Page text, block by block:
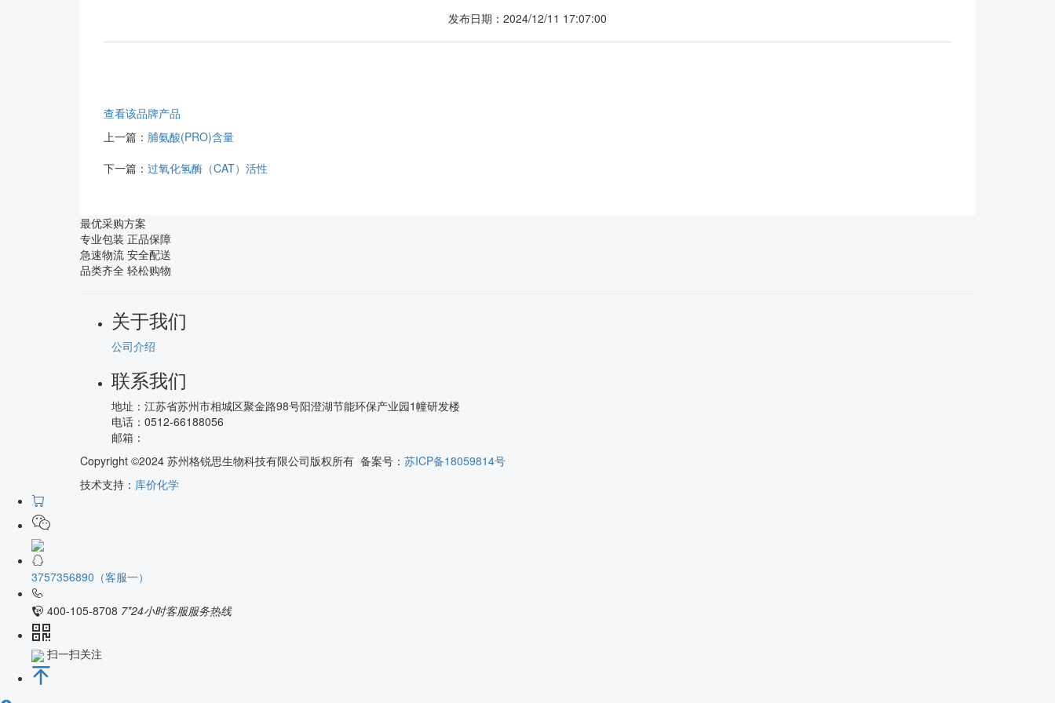
发布日期：2024/12/11 17:07:00
查看该品牌产品
上一篇： 脯氨酸(PRO)含量
下一篇： 过氧化氢酶（CAT）活性
最优采购方案
专业包装 正品保障
急速物流 安全配送
品类齐全 轻松购物
关于我们
公司介绍
联系我们
地址： 江苏省苏州市相城区聚金路98号阳澄湖节能环保产业园1幢研发楼
电话： 0512-66188056
邮箱：
Copyright ©2024 苏州格锐思生物科技有限公司版权所有 备案号： 苏ICP备18059814号
技术支持： 库价化学
3757356890（客服一）
400-105-8708 7*24小时客服服务热线
扫一扫关注